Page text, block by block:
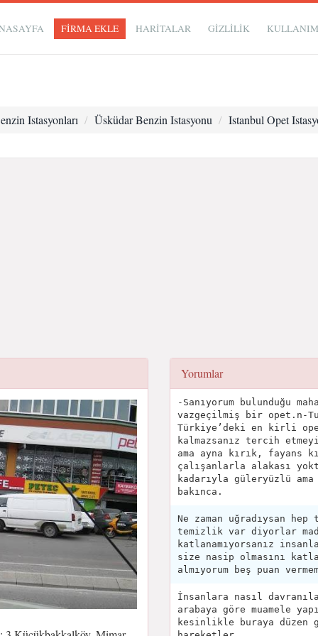
FİRMA EKLE HARİTALAR GIZLILIK
Istasyonları Üsküdar Benzin Istasyonu Istanbul Opet
Yorumlar
-Sanıyorum bulunduğu
vazgeçilmiş bir opet.n-
Türkiye’deki en kirli
kalmazsanız tercih
ama ayna kırık, fayans
çalışanlarla alakası
kadarıyla güleryüzlü
bakınca.
Ne zaman uğradıysan
temizlik var diyorlar
katlanamıyorsanız
size nasip olmasını
almıyorum beş puan
İnsanlara nasıl
arabaya göre muamele
kesinlikle buraya düzen